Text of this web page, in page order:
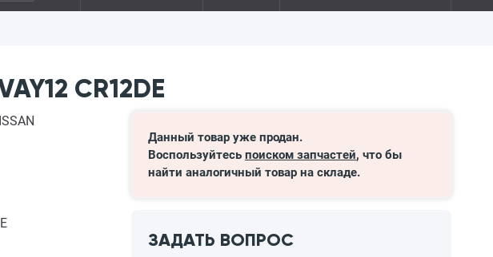
CR12DE
Данный товар уже продан.
Воспользуйтесь поиском запчастей, что бы
найти аналогичный товар на складе.
ЗАДАТЬ ВОПРОС